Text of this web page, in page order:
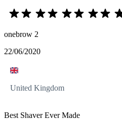
onebrow 2
22/06/2020
United Kingdom
Best Shaver Ever Made